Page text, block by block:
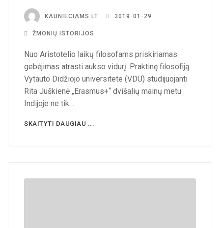
KAUNIECIAMS.LT 2019-01-29
ŽMONIŲ ISTORIJOS
Nuo Aristotelio laikų filosofams priskiriamas
gebėjimas atrasti aukso vidurį. Praktinę filosofiją
Vytauto Didžiojo universitete (VDU) studijuojanti
Rita Juškienė „Erasmus+“ dvišalių mainų metu
Indijoje ne tik…
SKAITYTI DAUGIAU ...